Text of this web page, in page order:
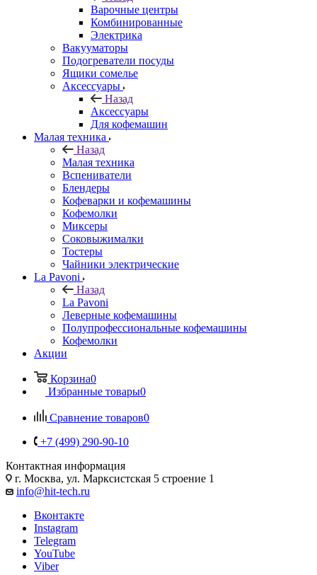
Варочные центры
Комбинированные
Электрика
Вакууматоры
Подогреватели посуды
Ящики сомелье
Аксессуары
Назад
Аксессуары
Для кофемашин
Малая техника
Назад
Малая техника
Вспениватели
Блендеры
Кофеварки и кофемашины
Кофемолки
Миксеры
Соковыжималки
Тостеры
Чайники электрические
La Pavoni
Назад
La Pavoni
Леверные кофемашины
Полупрофессиональные кофемашины
Кофемолки
Акции
Корзина0
Избранные товары0
Сравнение товаров0
+7 (499) 290-90-10
Контактная информация
г. Москва, ул. Марксистская 5 строение 1
info@hit-tech.ru
Вконтакте
Instagram
Telegram
YouTube
Viber